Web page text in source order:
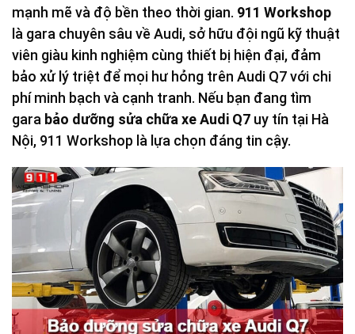
mạnh mẽ và độ bền theo thời gian. 911 Workshop
là gara chuyên sâu về Audi, sở hữu đội ngũ kỹ thuật
viên giàu kinh nghiệm cùng thiết bị hiện đại, đảm
bảo xử lý triệt để mọi hư hỏng trên Audi Q7 với chi
phí minh bạch và cạnh tranh. Nếu bạn đang tìm
gara bảo dưỡng sửa chữa xe Audi Q7 uy tín tại Hà
Nội, 911 Workshop là lựa chọn đáng tin cậy.